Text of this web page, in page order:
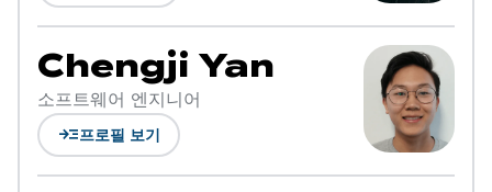
Chengji Yan
소프트웨어 엔지니어
read_more프로필 보기